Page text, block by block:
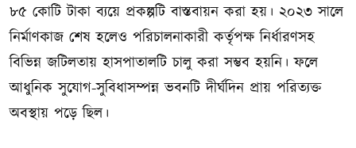
৮৫ কোটি টাকা ব্যয়ে প্রকল্পটি বাস্তবায়ন করা হয়। ২০২৩ সালে
নির্মাণকাজ শেষ হলেও পরিচালনাকারী কর্তৃপক্ষ নির্ধারণসহ
বিভিন্ন জটিলতায় হাসপাতালটি চালু করা সম্ভব হয়নি। ফলে
আধুনিক সুযোগ-সুবিধাসম্পন্ন ভবনটি দীর্ঘদিন প্রায় পরিত্যক্ত
অবস্থায় পড়ে ছিল।